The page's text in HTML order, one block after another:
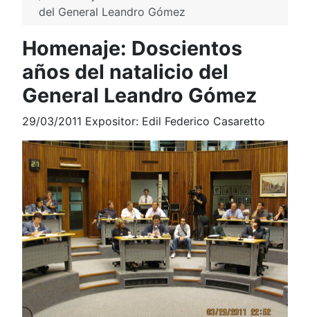
del General Leandro Gómez
Homenaje: Doscientos
años del natalicio del
General Leandro Gómez
29/03/2011 Expositor: Edil Federico Casaretto